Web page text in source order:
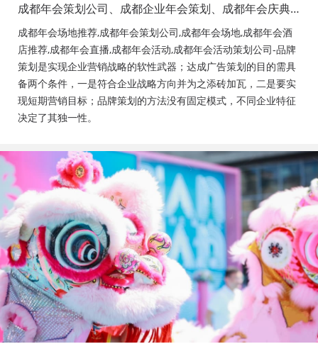
成都年会策划公司、成都企业年会策划、成都年会庆典
策划、成都年会节目表演、成都年会节目演出、成都年
会活动策划公司、成都年会布置公司，成都年会现场搭
建公司，成都年会节目表演，年会节目创意节目，年会
策划方案详细流程，年会策划，年会致辞发言稿，年会
礼品，年会祝福语
成都年会场地推荐,成都年会策划公司,成都年会场地,成都年会酒
店推荐,成都年会直播,成都年会活动,成都年会活动策划公司-品牌
策划是实现企业营销战略的软性武器；达成广告策划的目的需具
备两个条件，一是符合企业战略方向并为之添砖加瓦，二是要实
现短期营销目标；品牌策划的方法没有固定模式，不同企业特征
决定了其独一性。